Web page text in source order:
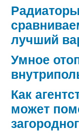
лучший
Умное
Как
может